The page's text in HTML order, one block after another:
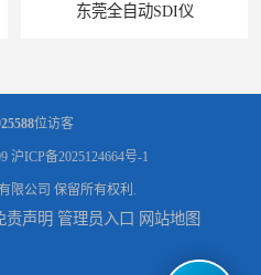
位访客
沪ICP备2025124664号-1
限公司 保留所有权利.
责声明 管理员入口 网站地图